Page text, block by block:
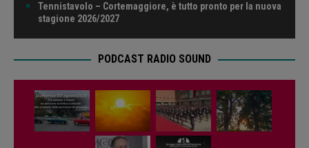
Tennistavolo – Cortemaggiore, è tutto pronto per la nuova
stagione 2026/2027
PODCAST RADIO SOUND